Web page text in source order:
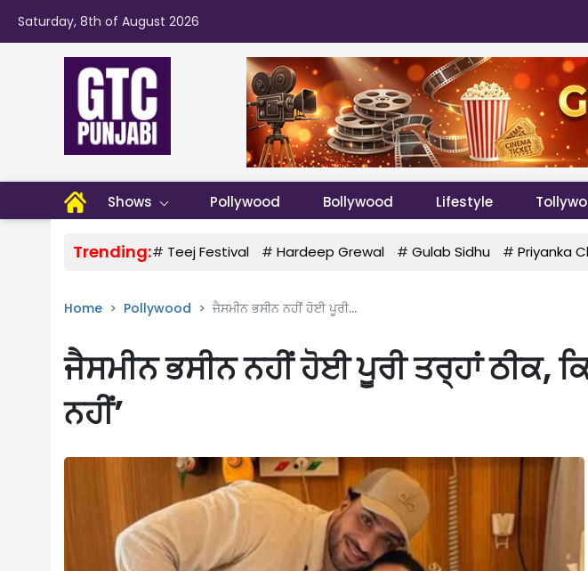
Saturday, 8th of August 2026
Shows Pollywood Bollywood Lifestyle
Trending:# Teej Festival # Hardeep Grewal # Gulab Sidhu # Priyanka
Home Pollywood ਜੈਸਮੀਨ ਭਸੀਨ ਨਹੀਂ ਹੋਈ ਪੂਰੀ...
ਜੈਸਮੀਨ ਭਸੀਨ ਨਹੀਂ ਹੋਈ ਪੂਰੀ ਤਰ੍ਹਾਂ ਠੀਕ,
ਨਹੀਂ’